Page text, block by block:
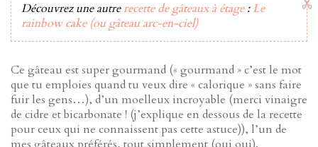
Découvrez une autrerecette de gâteaux à étage:Le
rainbow cake (ou gâteau arc-en-ciel)
Ce gâteau est super gourmand (« gourmand » c’est le mot
que tu emploies quand tu veux dire « calorique » sans faire
fuir les gens…), d’un moelleux incroyable (merci vinaigre
de cidre et bicarbonate ! (j’explique en dessous de la recette
pour ceux qui ne connaissent pas cette astuce)), l’un de